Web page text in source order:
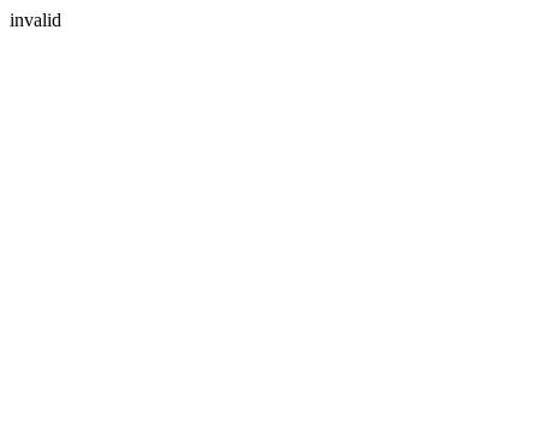
invalid